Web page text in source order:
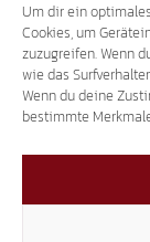
Um dir ein
Cookies, um
zuzugreifen. Wenn
wie das
Wenn du deine
bestimmte